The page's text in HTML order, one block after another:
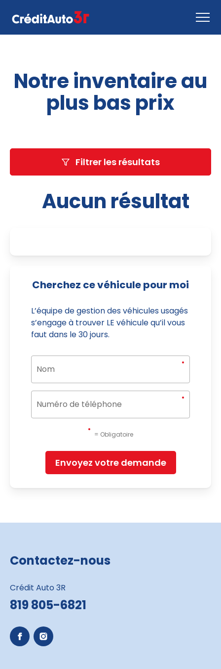
Comment ça marche
Nous joindre
Inventaire
Notre inventaire au
plus bas prix
Filtrer les résultats
Aucun résultat
Cherchez ce véhicule pour moi
L’équipe de gestion des véhicules usagés
s’engage à trouver LE véhicule qu’il vous
faut dans le 30 jours.
= Obligatoire
Envoyez votre demande
Contactez-nous
Crédit Auto 3R
819 805-6821